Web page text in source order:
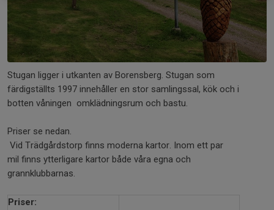
Stugan ligger i utkanten av Borensberg. Stugan som
färdigställts 1997 innehåller en stor samlingssal, kök och i
botten våningen omklädningsrum och bastu.
Priser se nedan.
Vid Trädgårdstorp finns moderna kartor. Inom ett par
mil finns ytterligare kartor både våra egna och
grannklubbarnas.
Priser: